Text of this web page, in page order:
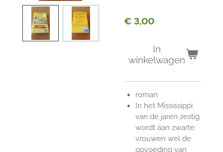
€ 3,00
In
winkelwagen
roman
In het Mississippi
van de jaren zestig
wordt aan zwarte
vrouwen wel de
opvoeding van